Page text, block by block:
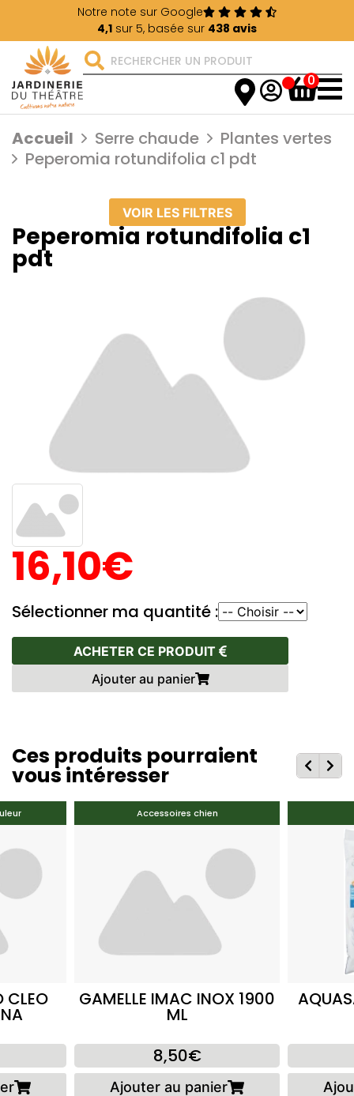
Notre note sur Google
4,1 sur 5, basée sur 438 avis
0
Accueil Serre chaude
Plantes vertes
Peperomia rotundifolia c1 pdt
VOIR LES FILTRES
Peperomia rotundifolia c1
pdt
16,10€
Sélectionner ma quantité :
ACHETER CE PRODUIT
Ajouter au panier
Ces produits pourraient
vous intéresser
CLEO
Accessoires chien
GAMELLE IMAC INOX 1900
ML
8,50€
Ajouter au panier